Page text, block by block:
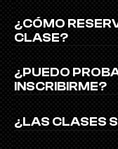
¿CÓMO
CLASE?
¿PUEDO
INSCRIBIRME?
¿LAS CLASES